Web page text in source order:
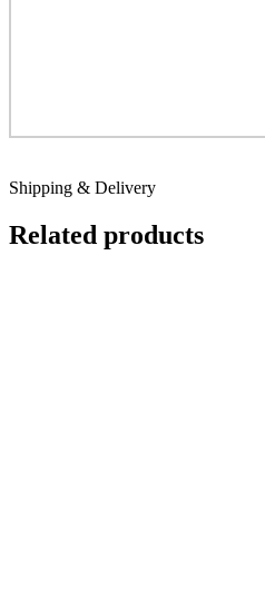
Shipping & Delivery
Related products